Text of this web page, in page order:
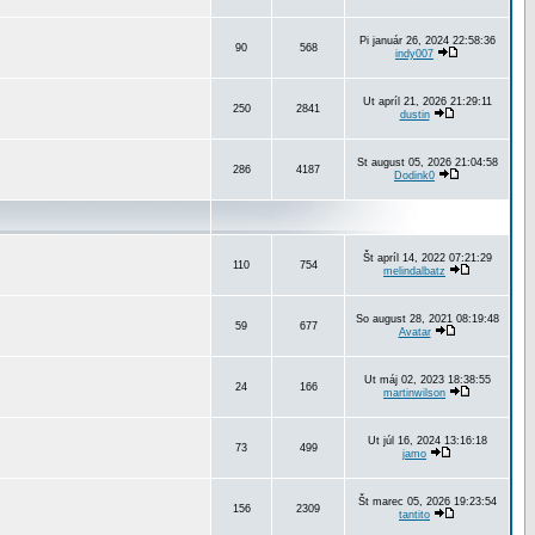
90 568
Pi január 26, 2024 22:58:36
indy007
250 2841
Ut apríl 21, 2026 21:29:11
dustin
286 4187
St august 05, 2026 21:04:58
Dodink0
110 754
Št apríl 14, 2022 07:21:29
melindalbatz
59 677
So august 28, 2021 08:19:48
Avatar
24 166
Ut máj 02, 2023 18:38:55
martinwilson
73 499
Ut júl 16, 2024 13:16:18
jamo
156 2309
Št marec 05, 2026 19:23:54
tantito